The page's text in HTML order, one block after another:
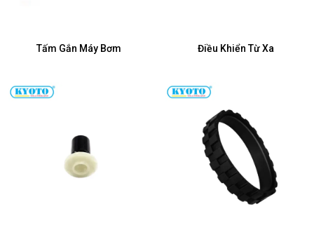
Tấm Gắn Máy Bơm Điều Khiển Từ Xa